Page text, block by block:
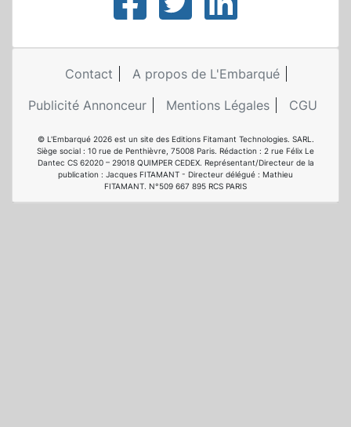
Contact
A propos de L'Embarqué
Publicité Annonceur
Mentions Légales CGU
© L'Embarqué 2026 est un site des Editions Fitamant Technologies. SARL.
Siège social : 10 rue de Penthièvre, 75008 Paris. Rédaction : 2 rue Félix Le
Dantec CS 62020 – 29018 QUIMPER CEDEX. Représentant/Directeur de la
publication : Jacques FITAMANT - Directeur délégué : Mathieu
FITAMANT. N°509 667 895 RCS PARIS